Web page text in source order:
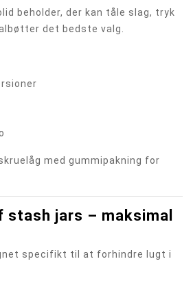
beholder, der kan tåle slag, tryk
det bedste valg.
med gummipakning for
stash jars – maksimal
specifikt til at forhindre lugt i